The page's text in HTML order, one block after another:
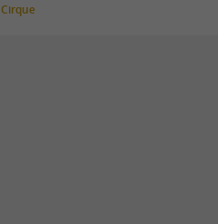
Cirque